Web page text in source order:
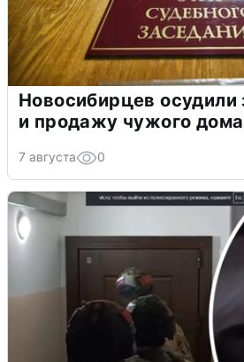
Новосибирцев осудили
и продажу чужого дома
7 августа 0